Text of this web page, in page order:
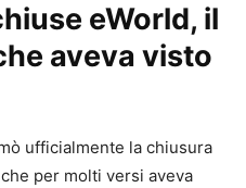
eWorld, il
aveva visto
ufficialmente la chiusura
per molti versi aveva